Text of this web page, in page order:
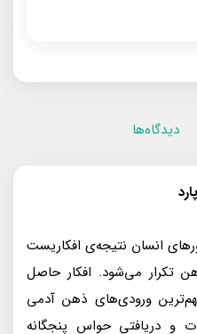
دیدگاه‌ها
انسان نتیجه‌ی افکاریست
تکرار می‌شود. افکار حاصل
ورودی‌های ذهن آدمی
و دریافتی حواس پنجگانه